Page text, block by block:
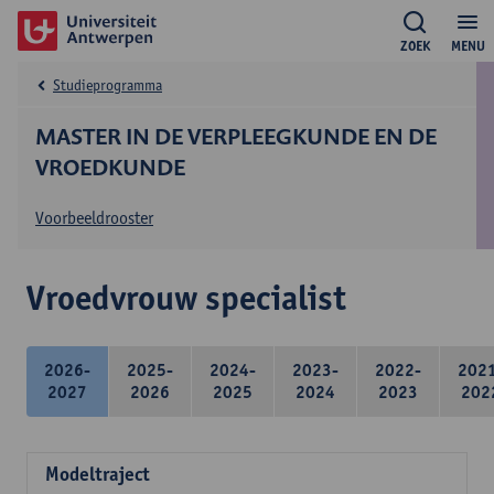
MENU
ZOEK
MASTER IN DE VERPLEEGKUNDE EN DE
VROEDKUNDE
Studieprogramma
Voorbeeldrooster
Vroedvrouw specialist
2026-
2027
2025-
2026
2024-
2025
2023-
2024
2022-
2023
Modeltraject